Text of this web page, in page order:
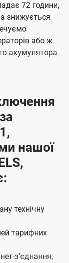
72 години,
знижується
або ж
акумулятора
нашої
технічну
тарифних
зʼєднання;